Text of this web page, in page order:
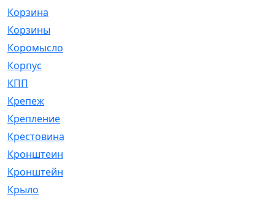
Корзина
Корзины
Коромысло
Корпус
КПП
Крепеж
Крепление
Крестовина
Кронштеин
Кронштейн
Крыло